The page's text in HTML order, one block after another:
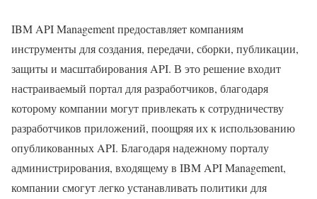
IBM API Management предоставляет компаниям
инструменты для создания, передачи, сборки, публикации,
защиты и масштабирования API. В это решение входит
настраиваемый портал для разработчиков, благодаря
которому компании могут привлекать к сотрудничеству
разработчиков приложений, поощряя их к использованию
опубликованных API. Благодаря надежному порталу
администрирования, входящему в IBM API Management,
компании смогут легко устанавливать политики для